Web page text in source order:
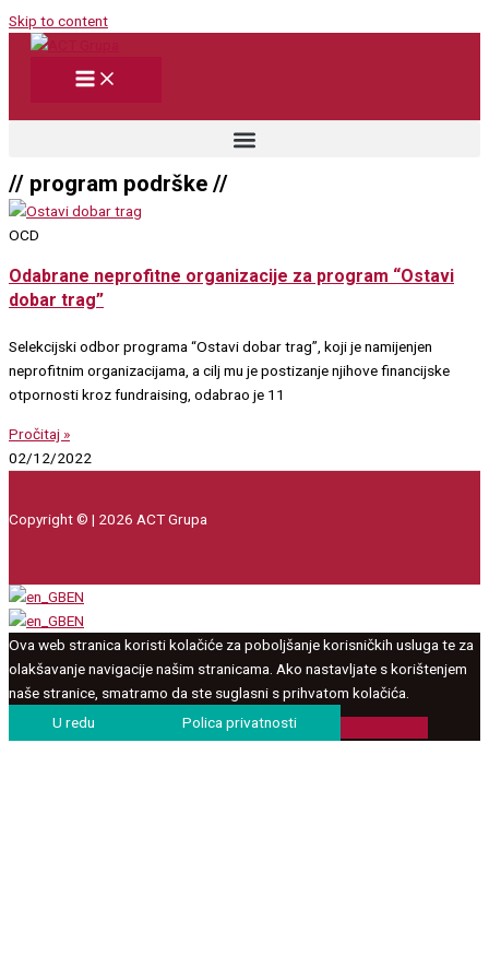
Skip to content
// program podrške //
OCD
Odabrane neprofitne organizacije za program “Ostavi
dobar trag”
Selekcijski odbor programa “Ostavi dobar trag”, koji je namijenjen
neprofitnim organizacijama, a cilj mu je postizanje njihove financijske
otpornosti kroz fundraising, odabrao je 11
Pročitaj »
02/12/2022
Copyright © | 2026 ACT Grupa
EN
EN
Ova web stranica koristi kolačiće za poboljšanje korisničkih usluga te za
olakšavanje navigacije našim stranicama. Ako nastavljate s korištenjem
naše stranice, smatramo da ste suglasni s prihvatom kolačića.
U redu
Polica privatnosti